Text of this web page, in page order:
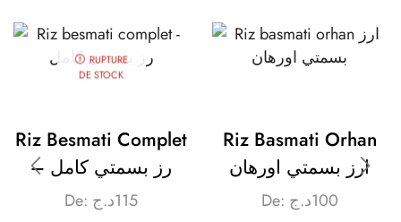
RUPTURE
DE STOCK
Riz Besmati Complet
– رز بسمتي كامل
De: 115د.ج
Riz Basmati Orhan
ارز بسمتي اورهان
De: 100د.ج